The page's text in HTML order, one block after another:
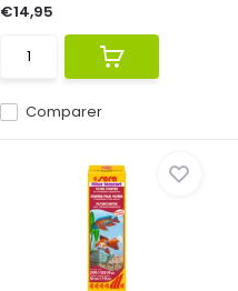
Comparer
€14,95